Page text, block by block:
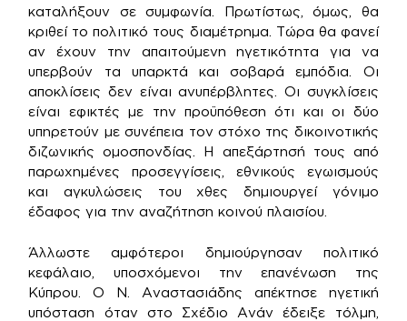
καταλήξουν σε συμφωνία. Πρωτίστως, όμως, θα
κριθεί το πολιτικό τους διαμέτρημα. Τώρα θα φανεί
αν έχουν την απαιτούμενη ηγετικότητα για να
υπερβούν τα υπαρκτά και σοβαρά εμπόδια. Οι
αποκλίσεις δεν είναι ανυπέρβλητες. Οι συγκλίσεις
είναι εφικτές με την προϋπόθεση ότι και οι δύο
υπηρετούν με συνέπεια τον στόχο της δικοινοτικής
διζωνικής ομοσπονδίας. Η απεξάρτησή τους από
παρωχημένες προσεγγίσεις, εθνικούς εγωισμούς
και αγκυλώσεις του χθες δημιουργεί γόνιμο
έδαφος για την αναζήτηση κοινού πλαισίου.
Άλλωστε αμφότεροι δημιούργησαν πολιτικό
κεφάλαιο, υποσχόμενοι την επανένωση της
Κύπρου. Ο Ν. Αναστασιάδης απέκτησε ηγετική
υπόσταση όταν στο Σχέδιο Ανάν έδειξε τόλμη,